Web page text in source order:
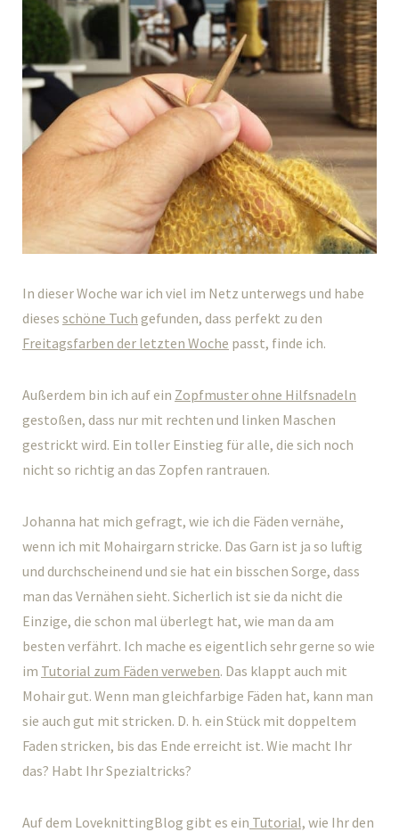
In dieser Woche war ich viel im Netz unterwegs und habe
dieses schöne Tuch gefunden, dass perfekt zu den
Freitagsfarben der letzten Woche passt, finde ich.
Außerdem bin ich auf ein Zopfmuster ohne Hilfsnadeln
gestoßen, dass nur mit rechten und linken Maschen
gestrickt wird. Ein toller Einstieg für alle, die sich noch
nicht so richtig an das Zopfen rantrauen.
Johanna hat mich gefragt, wie ich die Fäden vernähe,
wenn ich mit Mohairgarn stricke. Das Garn ist ja so luftig
und durchscheinend und sie hat ein bisschen Sorge, dass
man das Vernähen sieht. Sicherlich ist sie da nicht die
Einzige, die schon mal überlegt hat, wie man da am
besten verfährt. Ich mache es eigentlich sehr gerne so wie
im Tutorial zum Fäden verweben. Das klappt auch mit
Mohair gut. Wenn man gleichfarbige Fäden hat, kann man
sie auch gut mit stricken. D. h. ein Stück mit doppeltem
Faden stricken, bis das Ende erreicht ist. Wie macht Ihr
das? Habt Ihr Spezialtricks?
Auf dem LoveknittingBlog gibt es ein Tutorial, wie Ihr den